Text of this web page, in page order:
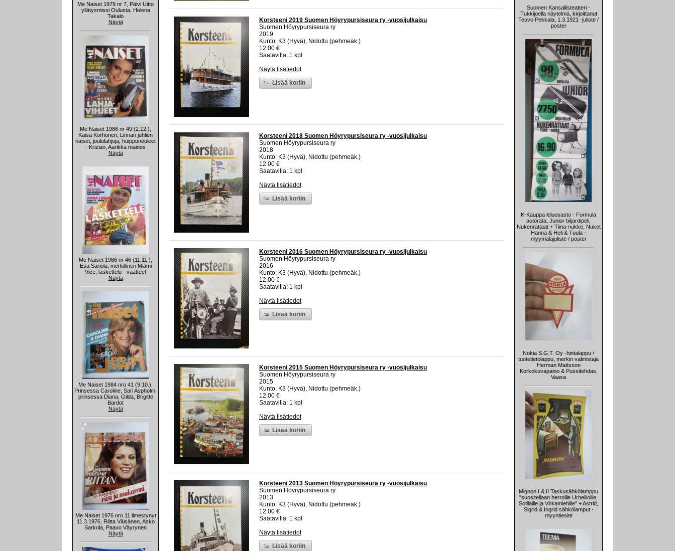
Me Naiset 1979 nr 7, Päivi Uitto
yllätysmissi Oulusta, Helena
Takalo
Näytä
Me Naiset 1986 nr 49 (2.12.),
Kaisa Korhonen, Linnan juhlien
naiset, joululahjoja, huippuneuleet
- Krizian, Aarikka mainos
Näytä
Me Naiset 1986 nr 46 (11.11.),
Esa Sariola, merkillinen Miami
Vice, laskettelu - vaatteet
Näytä
Me Naiset 1984 nro 41 (9.10.),
Prinsessa Caroline, Sari Aspholm,
prinsessa Diana, Gilda, Brigitte
Bardot
Näytä
Me Naiset 1976 nro 11 ilmestynyt
11.3.1976, Riitta Väisänen, Asko
Sarkola, Paavo Väyrynen
Näytä
Korsteeni 2019 Suomen Höyrypursiseura ry -vuosijulkaisu
Suomen Höyrypursiseura ry
2019
Kunto: K3 (Hyvä), Nidottu (pehmeäk.)
12.00 €
Saatavilla: 1 kpl
Näytä lisätiedot
Lisää koriin
Korsteeni 2018 Suomen Höyrypursiseura ry -vuosijulkaisu
Suomen Höyrypursiseura ry
2018
Kunto: K3 (Hyvä), Nidottu (pehmeäk.)
12.00 €
Saatavilla: 1 kpl
Näytä lisätiedot
Lisää koriin
Korsteeni 2016 Suomen Höyrypursiseura ry -vuosijulkaisu
Suomen Höyrypursiseura ry
2016
Kunto: K3 (Hyvä), Nidottu (pehmeäk.)
12.00 €
Saatavilla: 1 kpl
Näytä lisätiedot
Lisää koriin
Korsteeni 2015 Suomen Höyrypursiseura ry -vuosijulkaisu
Suomen Höyrypursiseura ry
2015
Kunto: K3 (Hyvä), Nidottu (pehmeäk.)
12.00 €
Saatavilla: 1 kpl
Näytä lisätiedot
Lisää koriin
Korsteeni 2013 Suomen Höyrypursiseura ry -vuosijulkaisu
Suomen Höyrypursiseura ry
2013
Kunto: K3 (Hyvä), Nidottu (pehmeäk.)
12.00 €
Saatavilla: 1 kpl
Näytä lisätiedot
Lisää koriin
Suomen Kansallisteatteri -
Tukkijoella näytelmä, kirjoittanut
Teuvo Pekkala, 1.3.1921 -juliste /
poster
K-Kauppa leluosasto - Formula
autorata, Junior biljardipeli,
Nukenrattaat + Tiina-nukke, Nuket
Hanna & Heli & Tuula -
myymäläjuliste / poster
Nokia S.G.T. Oy -hintalappu /
tuotetietolappu, merkin valmistaja
Herman Mattsson
Korkokuvapaino & Pussitehdas,
Vaasa
Mignon I & II Taskusähkölamppu
"suositellaan herroille Urheilioille,
Sotilaille ja Virkamiehille" + Astrid,
Sigrid & Ingrid sähkölamput -
myyntiesite